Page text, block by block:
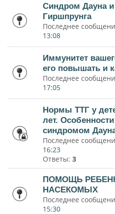
Синдром Дауна
Гиршпрунга
Последнее
13:08
Иммунитет
его повышать и
Последнее
17:05
Нормы ТТГ у
лет.
синдромом
Последнее
16:23
Ответы: 3
ПОМОЩЬ
НАСЕКОМЫХ
Последнее
15:30